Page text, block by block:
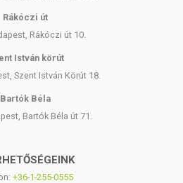
Rákóczi út
Rákóczi út 10.
István körút
Szent István Körút 18.
Bartók Béla
Bartók Béla út 71.
+36-1-255-0555